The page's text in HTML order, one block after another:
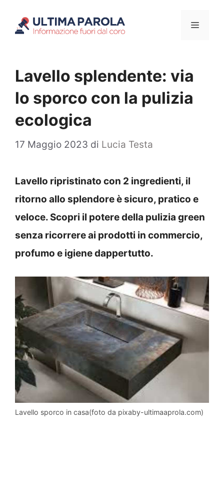
Menu
Lavello splendente: via
lo sporco con la pulizia
ecologica
17 Maggio 2023 di Lucia Testa
Lavello ripristinato con 2 ingredienti, il
ritorno allo splendore è sicuro, pratico e
veloce. Scopri il potere della pulizia green
senza ricorrere ai prodotti in commercio,
profumo e igiene dappertutto.
Lavello sporco in casa(foto da pixaby-ultimaaprola.com)